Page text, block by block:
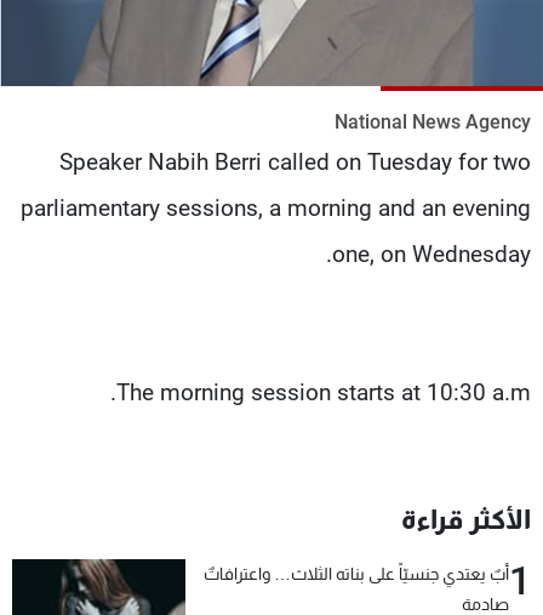
National News Agency
Speaker Nabih Berri called on Tuesday for two
parliamentary sessions, a morning and an evening
one, on Wednesday.
The morning session starts at 10:30 a.m.
الأكثر قراءة
1أبٌ يعتدي جنسيّاً على بناته الثلاث… واعترافاتٌ
صادمة
شاهد البرامج
عن MTV
الإنـتـاج
تواصل معنا
سياسة الخصوصية